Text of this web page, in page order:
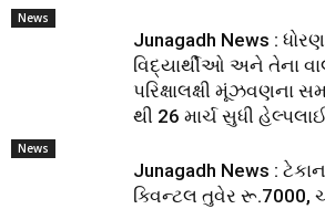
News
Junagadh News :
વિદ્યાર્થીઓ અને તેના
પરિક્ષાલક્ષી મૂંઝવણના
થી 26 માર્ચ સુધી
News
Junagadh News :
ક્વિન્ટલ તુવેર